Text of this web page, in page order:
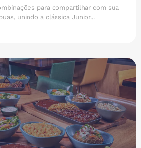
para compartilhar com sua
unindo a clássica Junior...